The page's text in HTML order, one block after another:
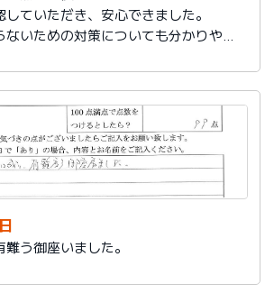
ていただき、安心できました。
いための対策についても分かりやす
ました。
う御座いました。